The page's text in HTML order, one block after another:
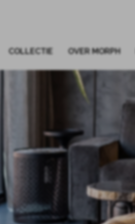
COLLECTIE OVER MORPH